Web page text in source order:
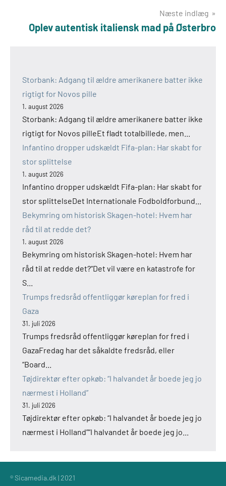
Næste indlæg
Oplev autentisk italiensk mad på Østerbro
Storbank: Adgang til ældre amerikanere batter ikke
rigtigt for Novos pille
1. august 2026
Storbank: Adgang til ældre amerikanere batter ikke
rigtigt for Novos pilleEt fladt totalbillede, men...
Infantino dropper udskældt Fifa-plan: Har skabt for
stor splittelse
1. august 2026
Infantino dropper udskældt Fifa-plan: Har skabt for
stor splittelseDet Internationale Fodboldforbund...
Bekymring om historisk Skagen-hotel: Hvem har
råd til at redde det?
1. august 2026
Bekymring om historisk Skagen-hotel: Hvem har
råd til at redde det?“Det vil være en katastrofe for
S...
Trumps fredsråd offentliggør køreplan for fred i
Gaza
31. juli 2026
Trumps fredsråd offentliggør køreplan for fred i
GazaFredag har det såkaldte fredsråd, eller
“Board...
Tøjdirektør efter opkøb: “I halvandet år boede jeg jo
nærmest i Holland”
31. juli 2026
Tøjdirektør efter opkøb: “I halvandet år boede jeg jo
nærmest i Holland”“I halvandet år boede jeg jo...
® Sicamedia.dk | 2021